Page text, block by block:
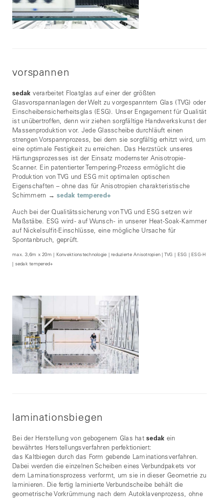
vorspannen
sedak verarbeitet Floatglas auf einer der größten
Glasvorspannanlagen der Welt zu vorgespanntem Glas (TVG) oder
Einscheibensicherheitsglas (ESG). Unser Engagement für Qualität
ist unübertroffen, denn wir ziehen sorgfältige Handwerkskunst der
Massenproduktion vor. Jede Glasscheibe durchläuft einen
strengen Vorspannprozess, bei dem sie sorgfältig erhitzt wird, um
eine optimale Festigkeit zu erreichen. Das Herzstück unseres
Härtungsprozesses ist der Einsatz modernster Anisotropie-
Scanner. Ein patentierter Tempering-Prozess ermöglicht die
Produktion von TVG und ESG mit optimalen optischen
Eigenschaften – ohne das für Anisotropien charakteristische
Schimmern →sedak tempered+
Auch bei der Qualitätssicherung von TVG und ESG setzen wir
Maßstäbe. ESG wird - auf Wunsch - in unserer Heat-Soak-Kammer
auf Nickelsulfit-Einschlüsse, eine mögliche Ursache für
Spontanbruch, geprüft.
max. 3,6m x 20m | Konvektionstechnologie | reduzierte Anisotropien | TVG | ESG | ESG-H
| sedak tempered+
laminationsbiegen
Bei der Herstellung von gebogenem Glas hatsedak ein
bewährtes Herstellungsverfahren perfektioniert:
das Kaltbiegen durch das Form gebende Laminationsverfahren.
Dabei werden die einzelnen Scheiben eines Verbundpakets vor
dem Laminationsprozess verformt, um sie in dieser Geometrie zu
laminieren. Die fertig laminierte Verbundscheibe behält die
geometrische Vorkrümmung nach dem Autoklavenprozess, ohne